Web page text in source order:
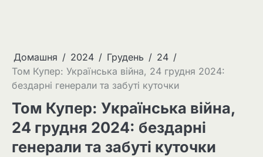
Домашня 2024 Грудень
24
Том Купер: Українська війна, 24 грудня 2024:
бездарні генерали та забуті куточки
Том Купер: Українська війна,
24 грудня 2024: бездарні
генерали та забуті куточки